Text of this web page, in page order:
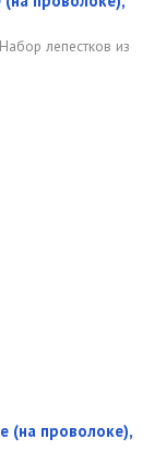
лепестков из
(на проволоке),